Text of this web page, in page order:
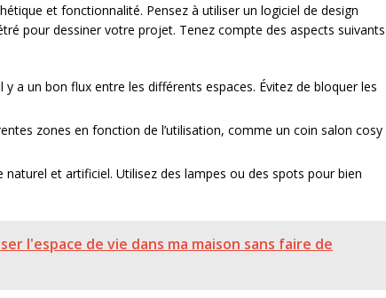
et fonctionnalité. Pensez à utiliser un logiciel de design
pour dessiner votre projet. Tenez compte des aspects suivants
y a un bon flux entre les différents espaces. Évitez de bloquer les
zones en fonction de l’utilisation, comme un coin salon cosy
naturel et artificiel. Utilisez des lampes ou des spots pour bien
l'espace de vie dans ma maison sans faire de